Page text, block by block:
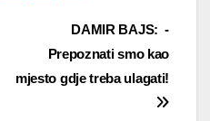
DAMIR BAJS: -
Prepoznati smo kao
mjesto gdje treba ulagati!